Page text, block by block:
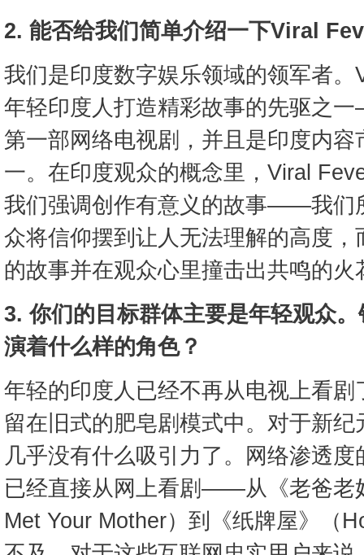
2. 能否给我们简单介绍一下Viral
我们是印度数字娱乐领域的领军者
年轻印度人打造精彩故事的先驱之
第一部网络电视剧，并且是印度内
一。在印度观众的概念里，Viral
我们强调创作有意义的故事——我们
众将信仰摆到让人无法理解的高度
的故事并在观众心里撞击出共鸣的火
3. 你们的目标群体主要是年轻观众
演着什么样的角色？
年轻的印度人已经不再从电视上看
留在旧式的肥皂剧模式中。对于新
几乎没有什么吸引力了。网络渗透
已经直接从网上看剧——从《老爸老
Met Your Mother）到《纸牌屋》（